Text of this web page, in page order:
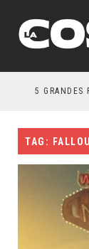
5 GRANDES
TAG: